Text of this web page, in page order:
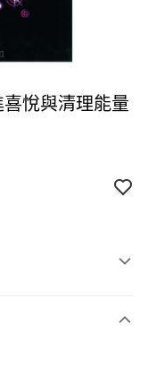
悅與清理能量